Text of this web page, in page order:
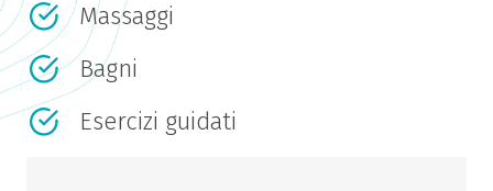
Massaggi
Bagni
Esercizi guidati